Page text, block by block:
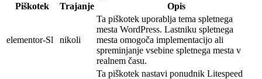
Piškotek
Trajanje Opis
elementor-Sl nikoli
Ta piškotek uporablja tema spletnega
mesta WordPress. Lastniku spletnega
mesta omogoča implementacijo ali
spreminjanje vsebine spletnega mesta v
realnem času.
Ta piškotek nastavi ponudnik Litespeed